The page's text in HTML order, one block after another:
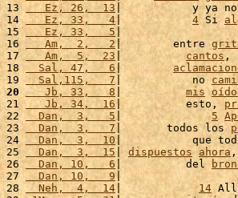
13
   Ez, 26,  13
|           y ya
14
   Ez, 33,   4
| 4 Si
15
   Ez, 33,   5
16
   Am,  2,   2
|        entre
17
   Am,  5,  23
| cantos ,
18
  Sal, 47,   6
|
19
  Sal,115,   7
|           no
20
   Jb, 33,   8
| mis
21
   Jb, 34,  16
|          esto,
22
  Dan,  3,   5
| 5
23
  Dan,  3,   7
|       todos los
24
  Dan,  3,  10
|           que
25
  Dan,  3,  15
dispuestos ahora,
26
  Dan, 10,   6
|          del
27
  Dan, 10,   9
28
  Neh,  4,  14
| 14